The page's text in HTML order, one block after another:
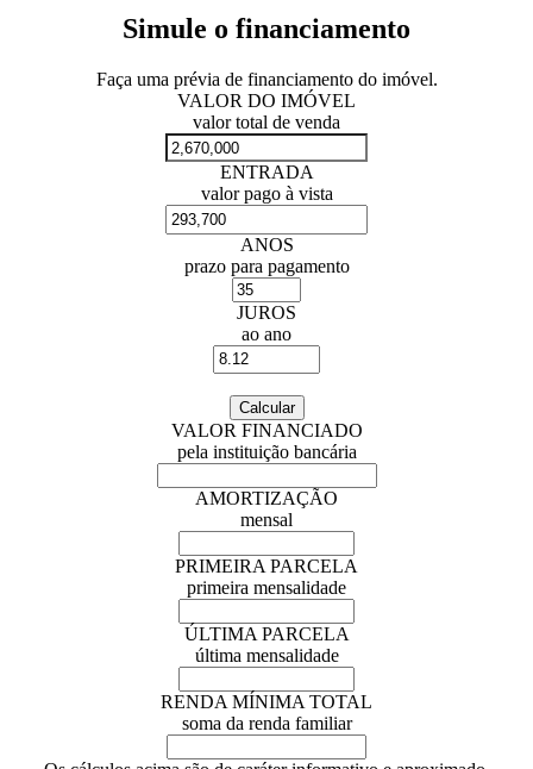
Simule o financiamento
Faça uma prévia de financiamento do imóvel.
VALOR DO IMÓVEL
valor total de venda
ENTRADA
valor pago à vista
ANOS
prazo para pagamento
JUROS
ao ano
VALOR FINANCIADO
pela instituição bancária
AMORTIZAÇÃO
mensal
PRIMEIRA PARCELA
primeira mensalidade
ÚLTIMA PARCELA
última mensalidade
RENDA MÍNIMA TOTAL
soma da renda familiar